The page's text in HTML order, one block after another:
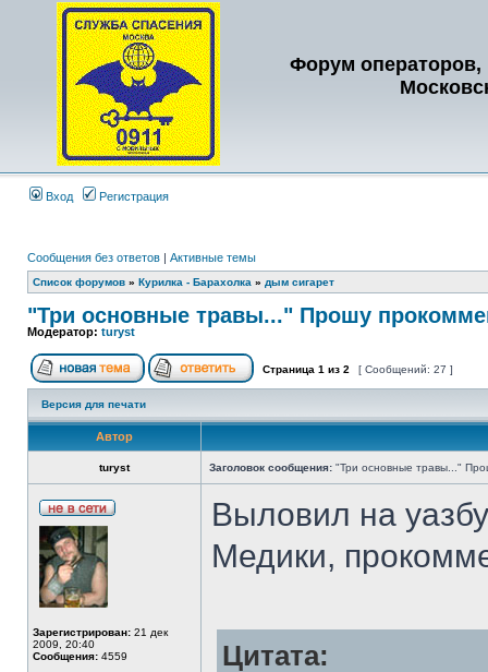
Форум операторов,
Вход Регистрация
Сообщения без ответов | Активные темы
Список форумов » Курилка - Барахолка » дым сигарет
"Три основные травы..." Прошу
Модератор: turyst
Страница 1 из 2 [ Сообщений: 27 ]
Версия для печати
Автор
turyst Заголовок сообщения: "Три основные травы..."
Зарегистрирован: 21 дек
2009, 20:40
Сообщения: 4559
Выловил на
Медики,
Цитата: